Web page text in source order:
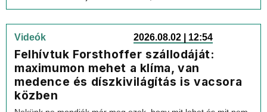
Videók 2026.08.02 | 12:54
Felhívtuk Forsthoffer szállodáját:
maximumon mehet a klíma, van
medence és díszkivilágítás is vacsora
közben